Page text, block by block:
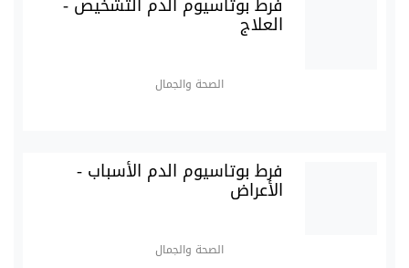
العلاج
الصحة والجمال
فرط بوتاسيوم الدم الأسباب -
الأعراض
الصحة والجمال